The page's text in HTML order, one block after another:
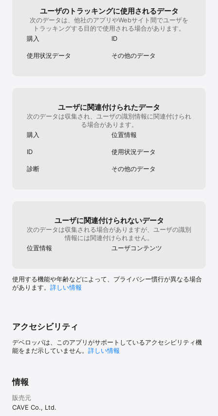
◆ケイブの人気キャラ続々参戦◆
デススマイルズ、蜂シリーズなど
有名シューティングゲームの人気キャラが続々参戦！
・美少女に色んな服を着せてデートしたい
・美少女と絆を深めたい
・魅力的なキャラクターを楽しみたい！
・ダークファンタジー系の世界観が好き！
・俺（私）こそが真のシューター！！！！！！
OS: iOS 12.0 以上(メモリ3GB以上)
※推奨端末以外の場合、メモリ不足などの要因で一部コンテンツが正
常に動作しない場合があります。
ユーザのトラッキングに使用されるデータ
次のデータは、他社のアプリやWebサイト間でユーザを
トラッキングする目的で使用される場合があります。
購入
ID
使用状況データ その他のデータ
ユーザに関連付けられたデータ
次のデータは収集され、ユーザの識別情報に関連付けられ
る場合があります。
購入
位置情報
ID 使用状況データ
診断 その他のデータ
ユーザに関連付けられないデータ
次のデータは収集される場合がありますが、ユーザの識別
情報には関連付けられません。
位置情報
ユーザコンテンツ
使用する機能や年齢などによって、プライバシー慣行が異なる場合
があります。 詳しい情報
アクセシビリティ
デベロッパは、このアプリがサポートしているアクセシビリティ機
能をまだ示していません。 詳しい情報
情報
販売元
CAVE Co., Ltd.